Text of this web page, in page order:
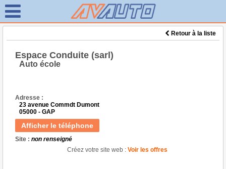
Retour à la liste
Espace Conduite (sarl)
Auto école
Adresse :
23 avenue Commdt Dumont
05000 - GAP
Afficher le téléphone
Site : non renseigné
Créez votre site web : Voir les offres